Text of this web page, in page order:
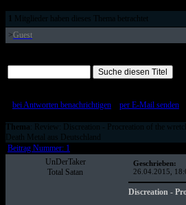
Mitglieder haben dieses Thema betrachtet
>Guest
bei Antworten benachrichtigen:: per E-Mail senden::
Thema : Review: Discreation - Procreation of the
Death Metal aus Deutschland
Beitrag Nummer: 1
UnDerTaker
Total Satan
Geschrieben:
26.04.2015,
Discreation -